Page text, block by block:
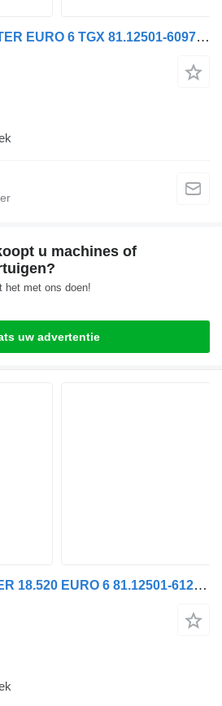
MAN BRANSTOFFILTER EURO 6 TGX 81.12501-6097 brandstoffilter voor vrachtwagen
u machines of
het met ons doen!
uw advertentie
MAN BRANSTOFILTER 18.520 EURO 6 81.12501-6128 brandstoffilter voor vrachtwagen